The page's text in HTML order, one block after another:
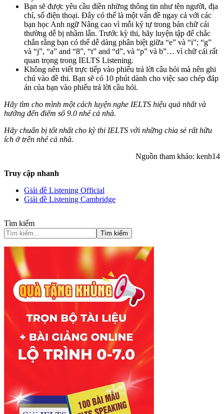
Bạn sẽ được yêu cầu điền những thông tin như tên người, địa
chỉ, số điện thoại. Đây có thể là một vấn đề ngay cả với các
bạn học Anh ngữ Nâng cao vì mỗi ký tự trong bản chữ cái
thường dễ bị nhầm lẫn. Trước kỳ thi, hãy luyện tập để chắc
chắn rằng bạn có thể dễ dàng phân biệt giữa “e” và “i”; “g”
và “j”, “a” and “8”, “t” and “d”, và “p” và b”… vì chữ cái rất
quan trọng trong IELTS Listening.
Không nên viết trực tiếp vào phiếu trả lời câu hỏi mà nên ghi
chú vào đề thi. Bạn sẽ có 10 phút dành cho việc sao chép đáp
án của bạn vào phiếu trả lời câu hỏi.
Hãy tìm cho mình một cách luyện nghe IELTS hiệu quả nhất và
hướng đến điểm số 9.0 nhé cả nhà.
Hãy chuẩn bị tốt nhất cho kỳ thi IELTS với những chia sẻ rất hữu
ích ở trên nhé cả nhà.
Nguồn tham khảo: kenh14
Truy cập nhanh
Giải đề Listening Official
Giải đề Listening Cambridge
Tìm kiếm
Tìm kiếm